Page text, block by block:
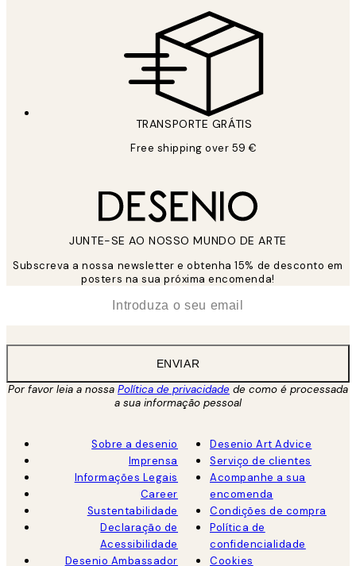
TRANSPORTE GRÁTIS
Free shipping over 59 €
JUNTE-SE AO NOSSO MUNDO DE ARTE
Subscreva a nossa newsletter e obtenha 15% de desconto em
posters na sua próxima encomenda!
ENVIAR
Por favor leia a nossa Política de privacidade de como é processada
a sua informação pessoal
Sobre a desenio
Imprensa
Informações Legais
Career
Sustentabilidade
Declaração de
Acessibilidade
Desenio Ambassador
Desenio Art Advice
Serviço de clientes
Acompanhe a sua
encomenda
Condições de compra
Política de
confidencialidade
Cookies